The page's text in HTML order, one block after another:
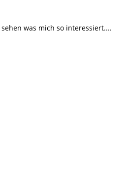
was mich so interessiert....